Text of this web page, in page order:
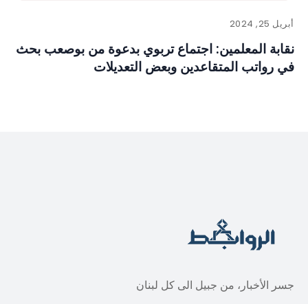
أبريل 25, 2024
نقابة المعلمين: اجتماع تربوي بدعوة من بوصعب بحث
في رواتب المتقاعدين وبعض التعديلات
جسر الأخبار، من جبيل الى كل لبنان